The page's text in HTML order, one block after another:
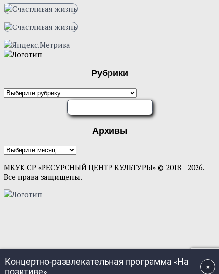
Рубрики
Рубрики
Архивы
Архивы
МКУК СР «РЕСУРСНЫЙ ЦЕНТР КУЛЬТУРЫ» © 2018 - 2026.
Все права защищены.